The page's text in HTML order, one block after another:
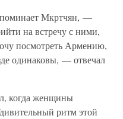
Мкртчян, —
на встречу с ними,
посмотреть Армению,
одинаковы, — отвечал
когда женщины
ритм этой